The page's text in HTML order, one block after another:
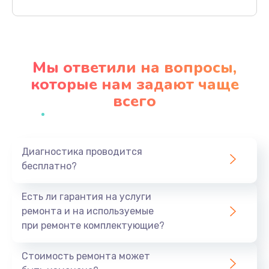
Заказать
Замена экрана
Замена шлейфа матрицы
Заказать
1060 руб.
Мы ответили на вопросы,
которые нам задают чаще
всего
Диагностика проводится
бесплатно?
Есть ли гарантия на услуги
ремонта и на используемые
при ремонте комплектующие?
Стоимость ремонта может